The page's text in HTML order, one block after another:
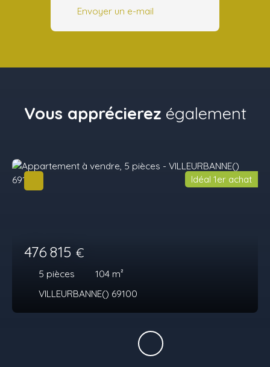
Envoyer un e-mail
Vous apprécierez également
476 815 €
5 pièces 104 m²
VILLEURBANNE() 69100
Idéal 1er achat